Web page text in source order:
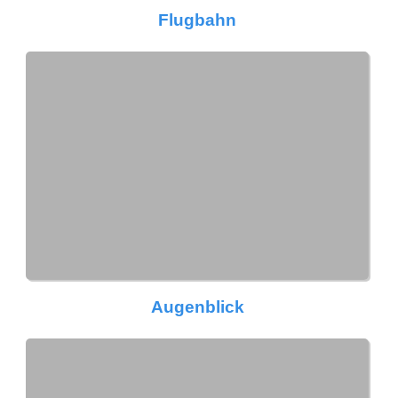
Flugbahn
Augenblick